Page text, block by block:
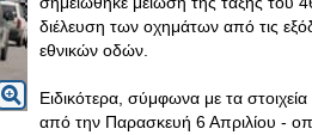
διέλευση των οχημάτων από τις
εθνικών οδών.
Ειδικότερα, σύμφωνα με τα στοιχεία
από την Παρασκευή 6 Απριλίου -